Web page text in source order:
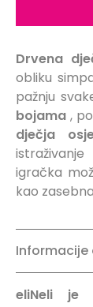
Drvena
obliku
pažnju
bojama ,
dječja
istraživanje
igračka
kao
Informacije
eliNeli je